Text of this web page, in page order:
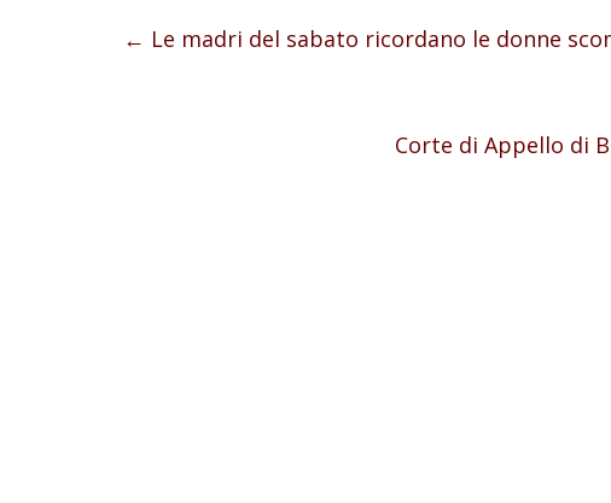
← Le madri del sabato ricordano le donne
Corte di Appello di